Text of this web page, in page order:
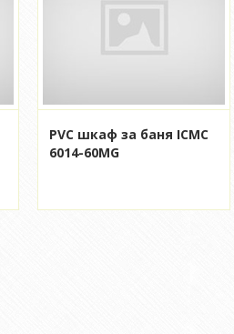
PVC шкаф за баня ICMC
6014-60MG